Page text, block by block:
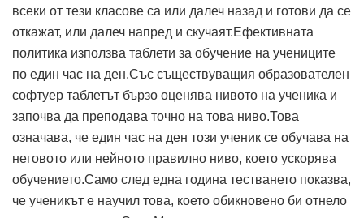
всеки от тези класове са или далеч назад и готови да се
откажат, или далеч напред и скучаят.Ефективната
политика използва таблети за обучение на учениците
по един час на ден.Със съществуващия образователен
софтуер таблетът бързо оценява нивото на ученика и
започва да преподава точно на това ниво.Това
означава, че един час на ден този ученик се обучава на
неговото или нейното правилно ниво, което ускорява
обучението.Само след една година тестването показва,
че ученикът е научил това, което обикновено би отнело